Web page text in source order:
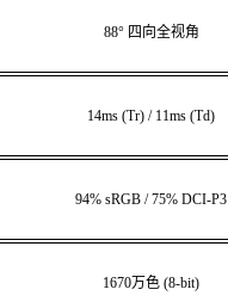
88° 四向全视角
14ms (Tr) / 11ms (Td)
94% sRGB /75% DCI-P3
1670万色 (8-bit)